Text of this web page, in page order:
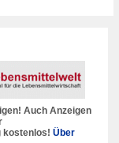
Auch Anzeigen
kostenlos! Über